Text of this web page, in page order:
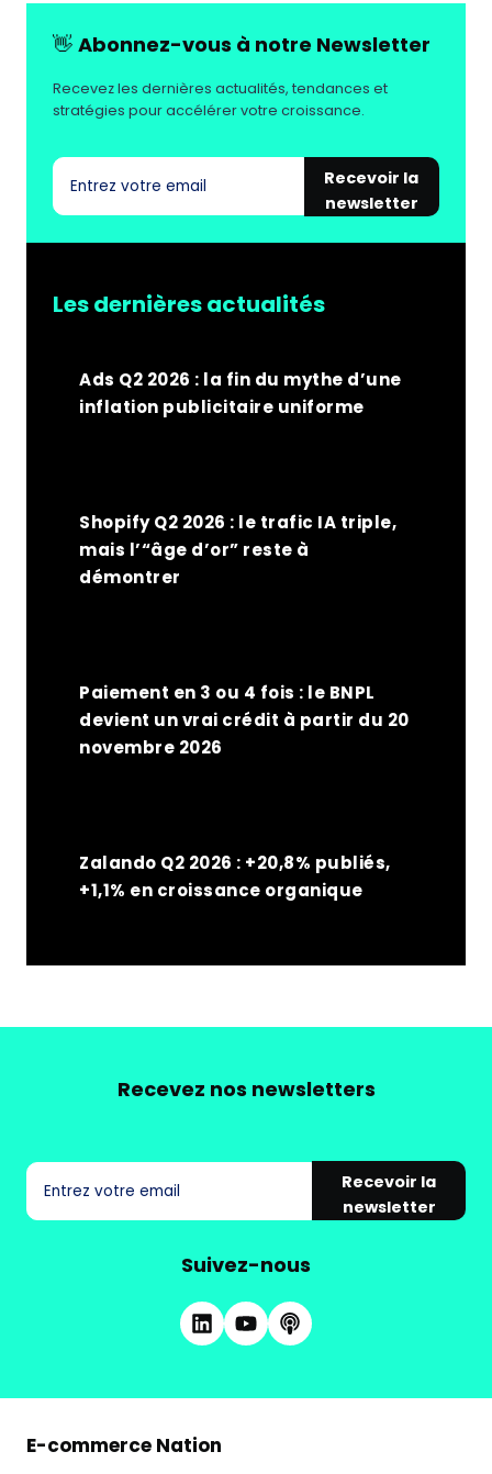
VOIE
SUIVRE
👋 Abonnez-vous à notre Newsletter
Recevez les dernières actualités, tendances et
stratégies pour accélérer votre croissance.
Recevoir la
newsletter
Les dernières actualités
Ads Q2 2026 : la fin du mythe d’une
inflation publicitaire uniforme
Shopify Q2 2026 : le trafic IA triple,
mais l’“âge d’or” reste à
démontrer
Paiement en 3 ou 4 fois : le BNPL
devient un vrai crédit à partir du 20
novembre 2026
Zalando Q2 2026 : +20,8% publiés,
+1,1% en croissance organique
Recevez nos newsletters
Recevoir la
newsletter
Suivez-nous
E-commerce Nation